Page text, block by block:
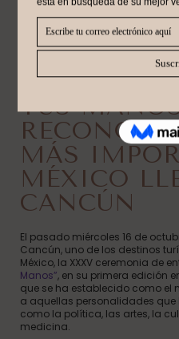
Octubre 21, 2024
PREMIO
TUS
MÁS
MÉXICO
CANCÚN
El pasado miércoles 16 de
Cancún, uno de los destinos
México, la XXXV ceremonia de
Manos”, en su primera edición
que se ha establecido como el
a aquellas personalidades
como la política, las artes, la
medicina.